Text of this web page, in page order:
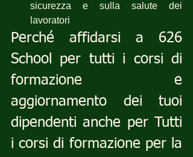
sicurezza e sulla salute dei
lavoratori
Perché affidarsi a 626
School per tutti i corsi di
formazione e
aggiornamento dei tuoi
dipendenti anche per Tutti
i corsi di formazione per la